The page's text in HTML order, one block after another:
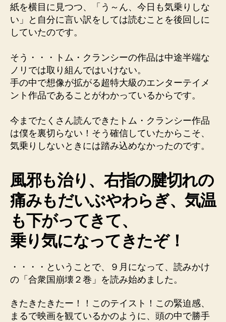
紙を横目に見つつ、「う～ん、今日も気乗りしな
い」と自分に言い訳をしては読むことを後回しに
していたのです。
そう・・・トム・クランシーの作品は中途半端な
ノリでは取り組んではいけない。
手の中で想像が拡がる超特大級のエンターテイメ
ント作品であることがわかっているからです。
今までたくさん読んできたトム・クランシー作品
は僕を裏切らない！そう確信していたからこそ、
気乗りしないときには踏み込めなかったのです。
風邪も治り、右指の腱切れの
痛みもだいぶやわらぎ、気温
も下がってきて、
乗り気になってきたぞ！
・・・・ということで、９月になって、読みかけ
の「合衆国崩壊２巻」を読み始めました。
きたきたきたー！！このテイスト！この緊迫感、
まるで映画を観ているかのように、頭の中で勝手